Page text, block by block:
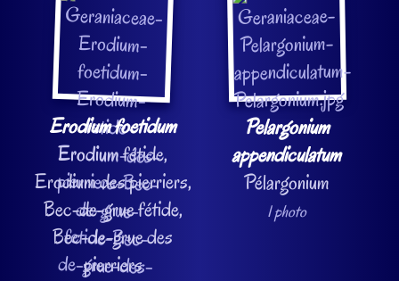
Erodium foetidum
Erodium fétide,
Erodium des pierriers,
Bec-de-grue fétide,
Bec-de-grue des
pierriers
Pelargonium
appendiculatum
Pélargonium
1 photo